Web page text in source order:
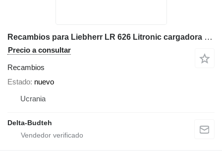
Recambios para Liebherr LR 626 Litronic cargadora de cadenas
Precio a consultar
Recambios
Estado nuevo
Ucrania
Delta-Budteh